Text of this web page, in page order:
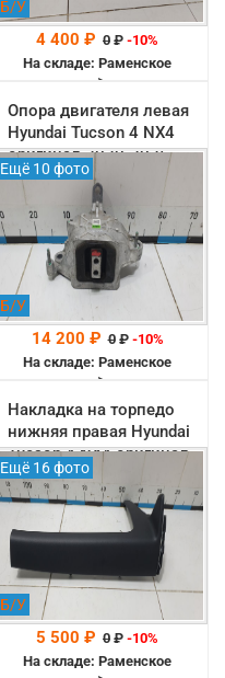
Б/У
4 400 ₽ 0 ₽ -10%
На складе: Раменское
-->
Опора двигателя левая
Hyundai Tucson 4 NX4
оригинал 2020-2025
(21830N9530)
Ещё 10 фото
Б/У
14 200 ₽ 0₽ -10%
На складе: Раменское
-->
Накладка на торпедо
нижняя правая Hyundai
Tucson 4 NX4 оригинал
2020-2025
(84795N9200NNB)
Ещё 16 фото
Б/У
5 500 ₽ 0 ₽ -10%
На складе: Раменское